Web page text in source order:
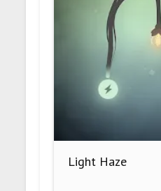
Light Haze